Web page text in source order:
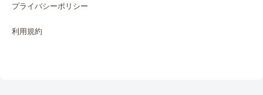
プライバシーポリシー
利用規約